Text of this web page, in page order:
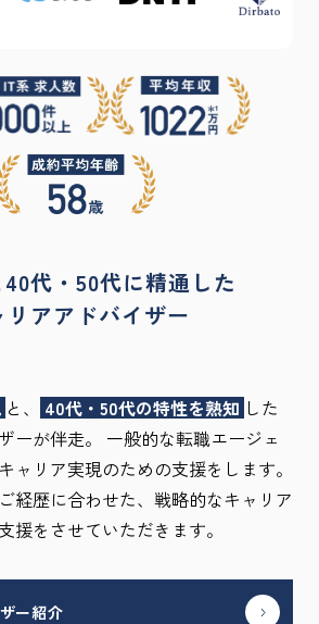
代・50代に精通した
リアアドバイザー
と、 40代・50代の特性を熟知 した
ーが伴走。 一般的な転職エージェ
ャリア実現のための支援をします。
経歴に合わせた、戦略的なキャリア
援をさせていただきます。
ー紹介